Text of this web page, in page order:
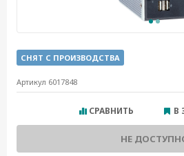
СНЯТ С ПРОИЗВОДСТВА
Артикул 6017848
СРАВНИТЬ В
НЕ